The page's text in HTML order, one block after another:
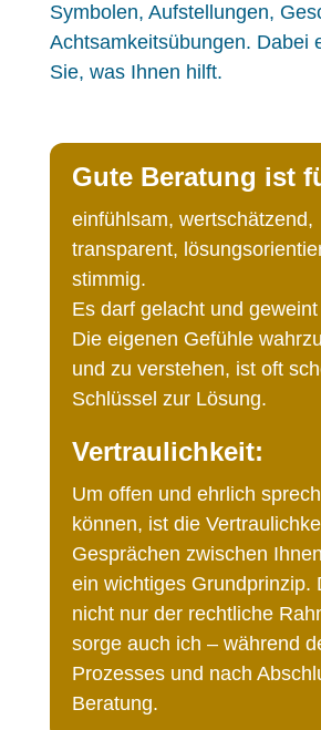
Symbolen, Aufstellungen,
Achtsamkeitsübungen. Dabei
Sie, was Ihnen hilft.
Gute Beratung ist
einfühlsam, wertschätzend,
transparent,
stimmig.
Es darf gelacht und
Die eigenen Gefühle
und zu verstehen, ist oft
Schlüssel zur Lösung.
Vertraulichkeit:
Um offen und ehrlich
können, ist die
Gesprächen zwischen
ein wichtiges Grundprinzip.
nicht nur der rechtliche
sorge auch ich – während
Prozesses und nach
Beratung.